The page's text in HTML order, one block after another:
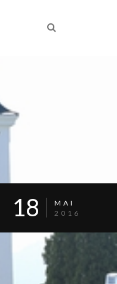
18
MAI
2016